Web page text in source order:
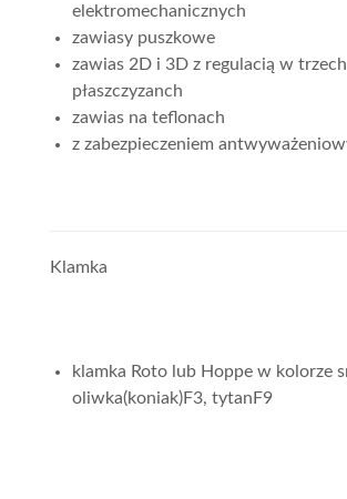
elektromechanicznych
zawiasy puszkowe
zawias 2D i 3D z regulacią w trzech
płaszczyzanch
zawias na teflonach
z zabezpieczeniem
Klamka
klamka Roto lub Hoppe w kolorze
oliwka(koniak)F3, tytanF9